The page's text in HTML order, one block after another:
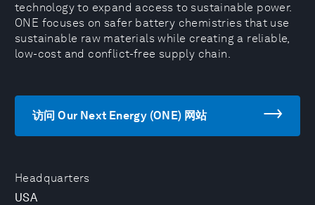
Headquarters
USA
technology to expand access to sustainable power.
ONE focuses on safer battery chemistries that use
sustainable raw materials while creating a reliable,
low-cost and conflict-free supply chain.
访问 Our Next Energy (ONE) 网站